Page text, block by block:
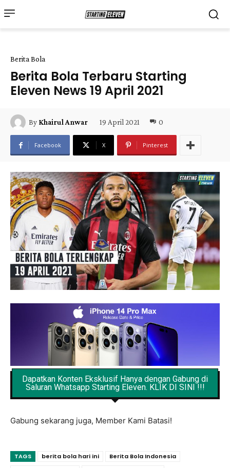
Berita Bola
Berita Bola Terbaru Starting
Eleven News 19 April 2021
By Khairul Anwar 19 April 2021 0
Facebook X Pinterest
Dapatkan Konten Eksklusif Hanya dengan Gabung di
Saluran Whatsapp Starting Eleven. KLIK DI SINI !!!
Gabung sekarang juga, Member Kami Batasi!
TAGS berita bola hari ini
Berita Bola Indonesia